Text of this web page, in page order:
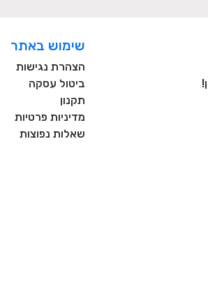
שימוש באתר
הצהרת נגישות
ביטול עסקה
תקנון
מדיניות פרטיות
שאלות נפוצות